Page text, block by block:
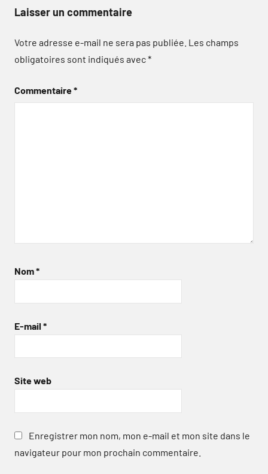
Laisser un commentaire
Votre adresse e-mail ne sera pas publiée. Les champs
obligatoires sont indiqués avec*
Commentaire*
Nom*
E-mail *
Site web
Enregistrer mon nom, mon e-mail et mon site dans le
navigateur pour mon prochain commentaire.